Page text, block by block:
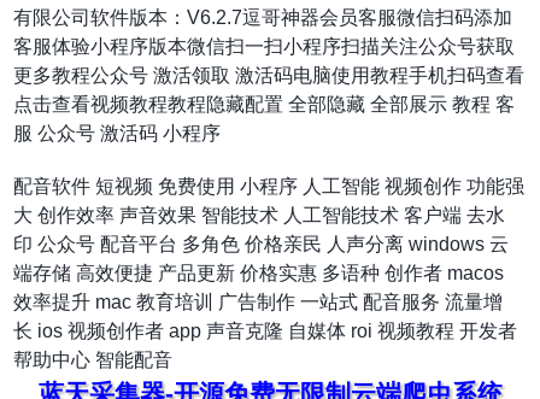
有限公司软件版本：V6.2.7逗哥神器会员客服微信扫码添加
客服体验小程序版本微信扫一扫小程序扫描关注公众号获取
更多教程公众号 激活领取 激活码电脑使用教程手机扫码查看
点击查看视频教程教程隐藏配置 全部隐藏 全部展示 教程 客
服 公众号 激活码 小程序
配音软件 短视频 免费使用 小程序 人工智能 视频创作 功能强
大 创作效率 声音效果 智能技术 人工智能技术 客户端 去水
印 公众号 配音平台 多角色 价格亲民 人声分离 windows 云
端存储 高效便捷 产品更新 价格实惠 多语种 创作者 macos
效率提升 mac 教育培训 广告制作 一站式 配音服务 流量增
长 ios 视频创作者 app 声音克隆 自媒体 roi 视频教程 开发者
帮助中心 智能配音